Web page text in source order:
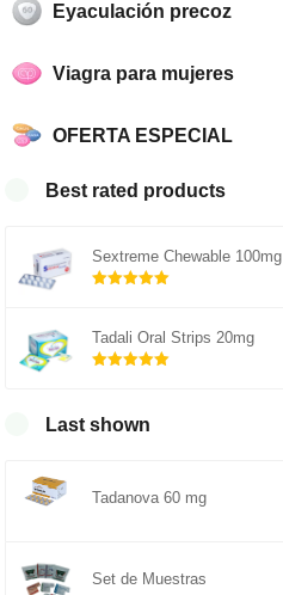
Eyaculación precoz
Viagra para mujeres
OFERTA ESPECIAL
Best rated products
Sextreme Chewable 100mg
Tadali Oral Strips 20mg
Last shown
Tadanova 60 mg
Set de Muestras